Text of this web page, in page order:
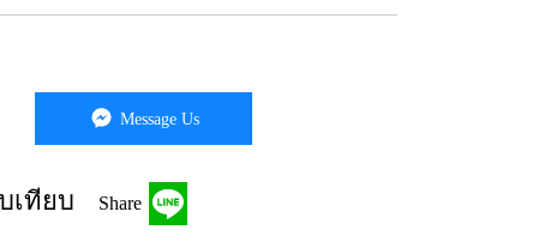
Message Us
เทียบ Share